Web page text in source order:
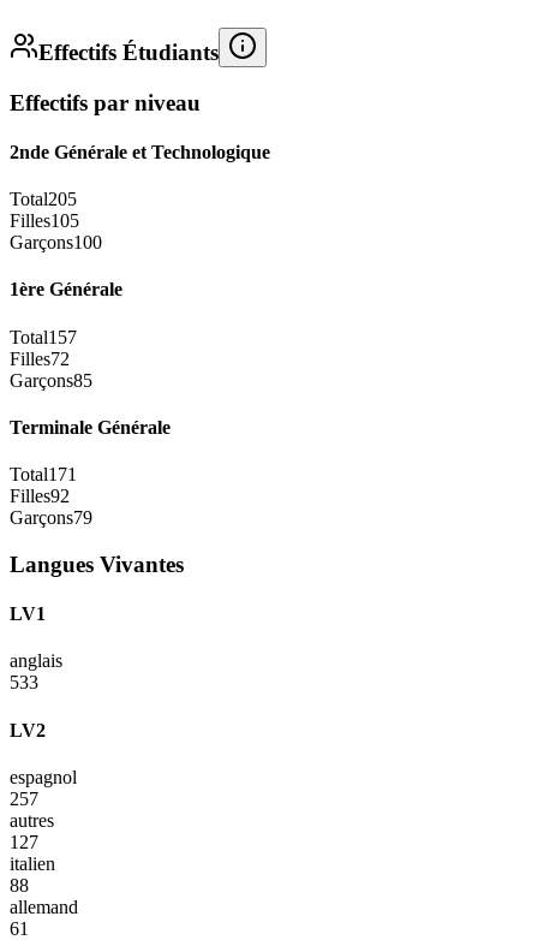
Effectifs Étudiants
Effectifs par niveau
2nde Générale et Technologique
Total205
Filles105
Garçons100
1ère Générale
Total157
Filles72
Garçons85
Terminale Générale
Total171
Filles92
Garçons79
Langues Vivantes
LV1
anglais
533
LV2
espagnol
257
autres
127
italien
88
allemand
61